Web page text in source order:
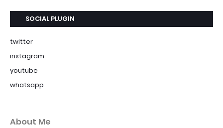
SOCIAL PLUGIN
twitter
instagram
youtube
whatsapp
About Me